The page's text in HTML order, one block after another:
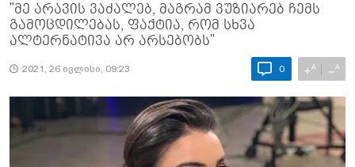
"მე არავის ვაძალებ, მაგრამ ვუზიარებ ჩემს
გამოცდილებას, ფაქტია, რომ სხვა
ალტერნატივა არ არსებობს"
2021, 26 ივლისი, 09:23 0 +A −A